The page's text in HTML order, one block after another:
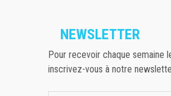
NEWSLETTER
Pour recevoir chaque semaine
inscrivez-vous à notre